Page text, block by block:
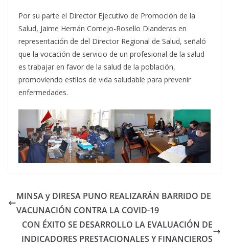
Por su parte el Director Ejecutivo de Promoción de la
Salud, Jaime Hernán Cornejo-Rosello Dianderas en
representación de del Director Regional de Salud, señaló
que la vocación de servicio de un profesional de la salud
es trabajar en favor de la salud de la población,
promoviendo estilos de vida saludable para prevenir
enfermedades.
MINSA y DIRESA PUNO REALIZARÁN BARRIDO DE
VACUNACIÓN CONTRA LA COVID-19
CON ÉXITO SE DESARROLLO LA EVALUACIÓN DE
INDICADORES PRESTACIONALES Y FINANCIEROS